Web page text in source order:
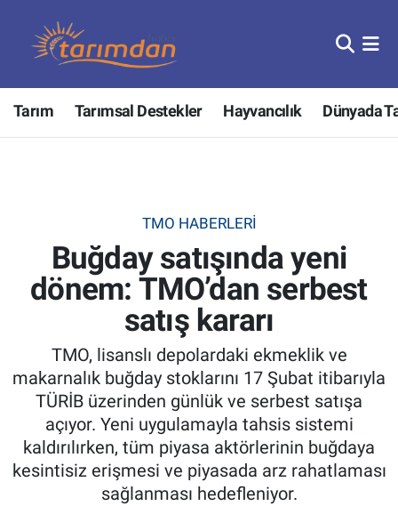
Tarım Tarımsal Destekler Hayvancılık Dünyada
TMO HABERLERI
Buğday satışında yeni
dönem: TMO’dan serbest
satış kararı
TMO, lisanslı depolardaki ekmeklik ve
makarnalık buğday stoklarını 17 Şubat itibarıyla
TÜRİB üzerinden günlük ve serbest satışa
açıyor. Yeni uygulamayla tahsis sistemi
kaldırılırken, tüm piyasa aktörlerinin buğdaya
kesintisiz erişmesi ve piyasada arz rahatlaması
sağlanması hedefleniyor.
Tarım
Hayvancılık
Tarımsal Destekler
Tarım Bakanlığı
Tarım Kredi Kooperatifleri
Pankobirlik
Et fiyatları
Nöbetçi Eczaneler
Hava Durumu
Tüm Manşetler
Son Dakika Haberleri